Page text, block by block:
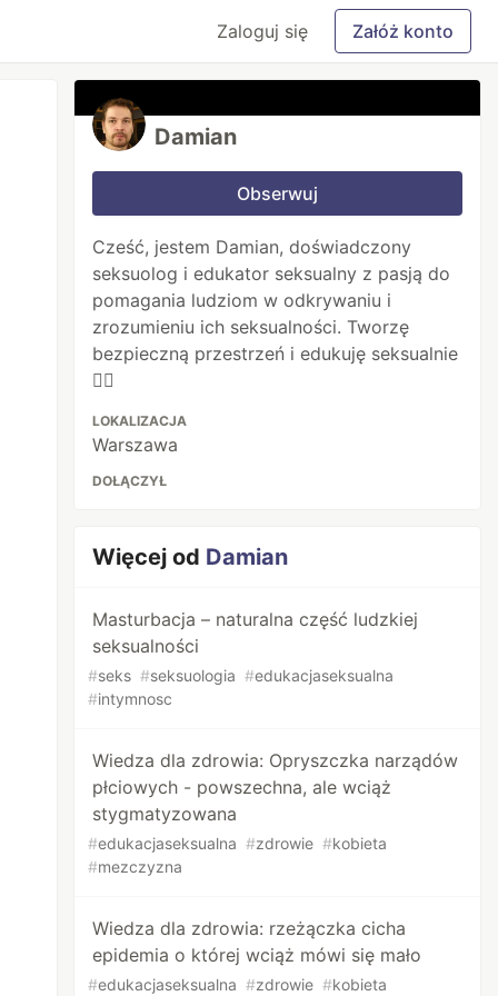
Zaloguj się Załóż konto
Damian
Obserwuj
Cześć, jestem Damian, doświadczony
seksuolog i edukator seksualny z pasją do
pomagania ludziom w odkrywaniu i
zrozumieniu ich seksualności. Tworzę
bezpieczną przestrzeń i edukuję seksualnie
🏳️‍🌈
LOKALIZACJA
Warszawa
DOŁĄCZYŁ
Więcej od Damian
Masturbacja – naturalna część ludzkiej
seksualności
#seks #seksuologia #edukacjaseksualna
#intymnosc
Wiedza dla zdrowia: Opryszczka narządów
płciowych - powszechna, ale wciąż
stygmatyzowana
#edukacjaseksualna #zdrowie #kobieta
#mezczyzna
Wiedza dla zdrowia: rzeżączka cicha
epidemia o której wciąż mówi się mało
#edukacjaseksualna #zdrowie #kobieta